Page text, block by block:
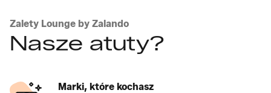
Zalety Lounge by Zalando
Nasze atuty?
Marki, które kochasz